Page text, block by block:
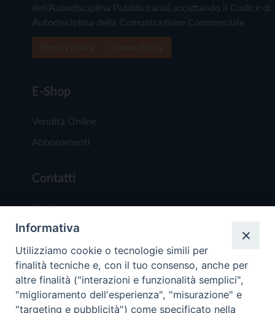
dell'Autodisciplina Pubblicitaria) accettando il Codice di
Autodisciplina della Comunicazione Commerciale
E-Shop
Vendita Online
Abbonamenti
Contatti
Chi Siamo
Redazione
Scrivici
Informativa
Utilizziamo cookie o tecnologie simili per
finalità tecniche e, con il tuo consenso, anche per
altre finalità ("interazioni e funzionalità semplici",
"miglioramento dell'esperienza", "misurazione" e
"targeting e pubblicità") come specificato nella